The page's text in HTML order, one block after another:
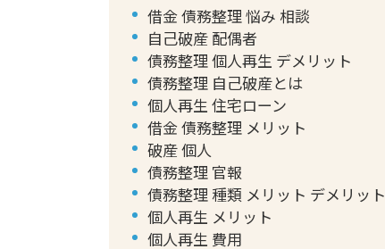
借金 債務整理 悩み 相談
自己破産 配偶者
債務整理 個人再生 デメリット
債務整理 自己破産とは
個人再生 住宅ローン
借金 債務整理 メリット
破産 個人
債務整理 官報
債務整理 種類 メリット デメリット
個人再生 メリット
個人再生 費用